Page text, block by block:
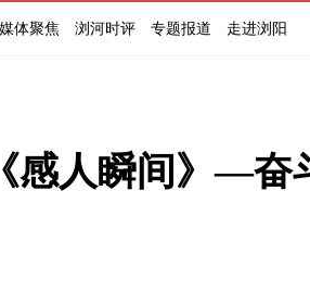
媒体聚焦 浏河时评 专题报道 走进浏阳
感人瞬间》—奋